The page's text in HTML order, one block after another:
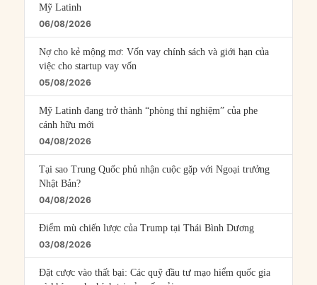
Mỹ Latinh
06/08/2026
Nợ cho kẻ mộng mơ: Vốn vay chính sách và giới hạn của
việc cho startup vay vốn
05/08/2026
Mỹ Latinh đang trở thành “phòng thí nghiệm” của phe
cánh hữu mới
04/08/2026
Tại sao Trung Quốc phủ nhận cuộc gặp với Ngoại trưởng
Nhật Bản?
04/08/2026
Điểm mù chiến lược của Trump tại Thái Bình Dương
03/08/2026
Đặt cược vào thất bại: Các quỹ đầu tư mạo hiểm quốc gia